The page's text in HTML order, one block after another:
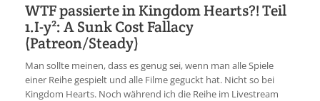
WTF passierte in Kingdom Hearts?! Teil
1.I-y²: A Sunk Cost Fallacy
(Patreon/Steady)
Man sollte meinen, dass es genug sei, wenn man alle Spiele
einer Reihe gespielt und alle Filme geguckt hat. Nicht so bei
Kingdom Hearts. Noch während ich die Reihe im Livestream